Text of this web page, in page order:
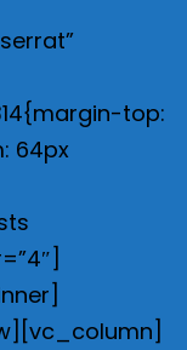
top:
64px